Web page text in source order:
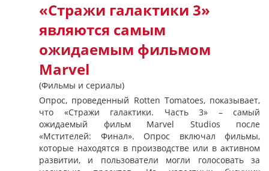
«Стражи галактики 3»
являются самым
ожидаемым фильмом
Marvel
(Фильмы и сериалы)
Опрос, проведенный Rotten Tomatoes, показывает,
что «Стражи галактики. Часть 3» – самый
ожидаемый фильм Marvel Studios после
«Мстителей: Финал». Опрос включал фильмы,
которые находятся в производстве или в активном
развитии, и пользователи могли голосовать за